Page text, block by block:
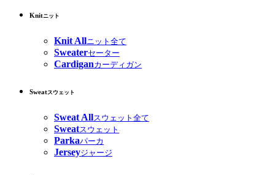
Knitニット
Knit Allニット全て
Sweaterセーター
Cardiganカーディガン
Sweatスウェット
Sweat Allスウェット全て
Sweatスウェット
Parkaパーカ
Jerseyジャージ